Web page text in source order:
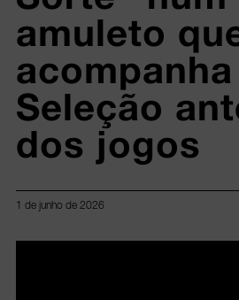
amuleto
acompanha
Seleção
dos jogos
1 de junho de 2026